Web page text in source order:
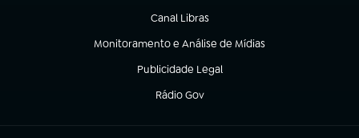
Canal Libras
(abre em nova aba)
Monitoramento e Análise de Mídias
(abre em nova aba)
Publicidade Legal
(abre em nova aba)
Rádio Gov
(abre em nova aba)